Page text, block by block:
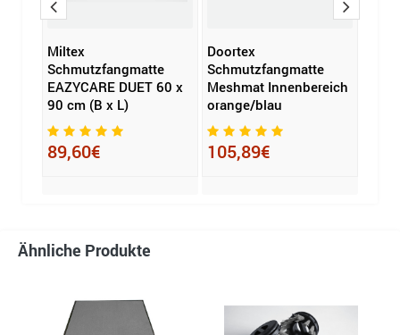
Miltex
Schmutzfangmatte
EAZYCARE DUET 60 x
90 cm (B x L)
89,60€
Doortex
Schmutzfangmatte
Meshmat Innenbereich
orange/blau
105,89€
Ähnliche Produkte